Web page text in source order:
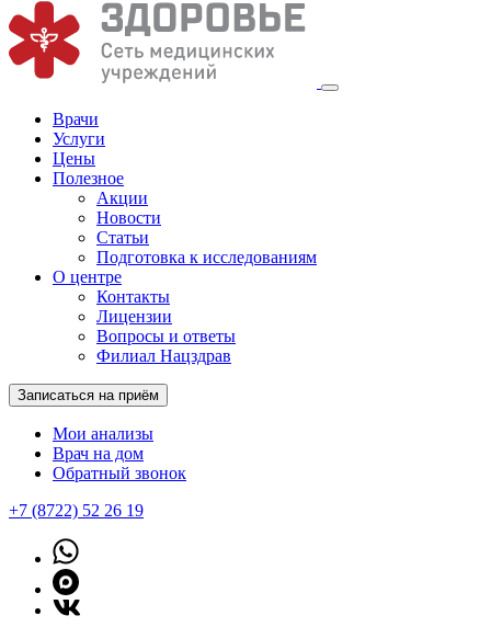
Врачи
Услуги
Цены
Полезное
Акции
Новости
Статьи
Подготовка к исследованиям
О центре
Контакты
Лицензии
Вопросы и ответы
Филиал Нацздрав
Записаться на приём
Мои анализы
Врач на дом
Обратный звонок
+7 (8722) 52 26 19